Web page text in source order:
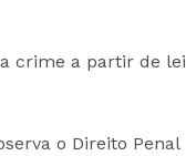
crime a partir de lei
o Direito Penal